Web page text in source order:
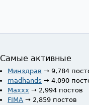
Самые активные
Минздрав → 9,784
madhands → 4,090
Maxxx → 2,994 постов
FIMA → 2,859 постов